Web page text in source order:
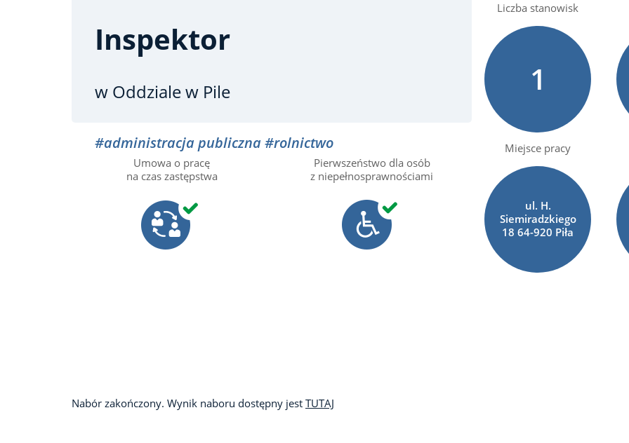
Inspektor
w Oddziale w Pile
#administracja publiczna#rolnictwo
Umowa o pracę
na czas zastępstwa
Pierwszeństwo dla osób
z niepełnosprawnościami
Liczba stanowisk
1
Miejsce pracy
ul. H.
Siemiradzkiego
18 64-920 Piła
Nabór zakończony. Wynik naboru dostępny jest TUTAJ